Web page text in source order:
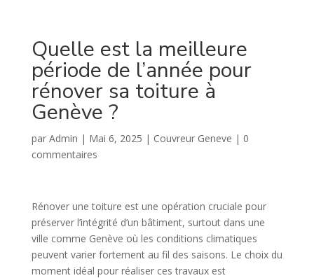
Quelle est la meilleure
période de l’année pour
rénover sa toiture à
Genève ?
par Admin | Mai 6, 2025 | Couvreur Geneve | 0
commentaires
Rénover une toiture est une opération cruciale pour
préserver l’intégrité d’un bâtiment, surtout dans une
ville comme Genève où les conditions climatiques
peuvent varier fortement au fil des saisons. Le choix du
moment idéal pour réaliser ces travaux est